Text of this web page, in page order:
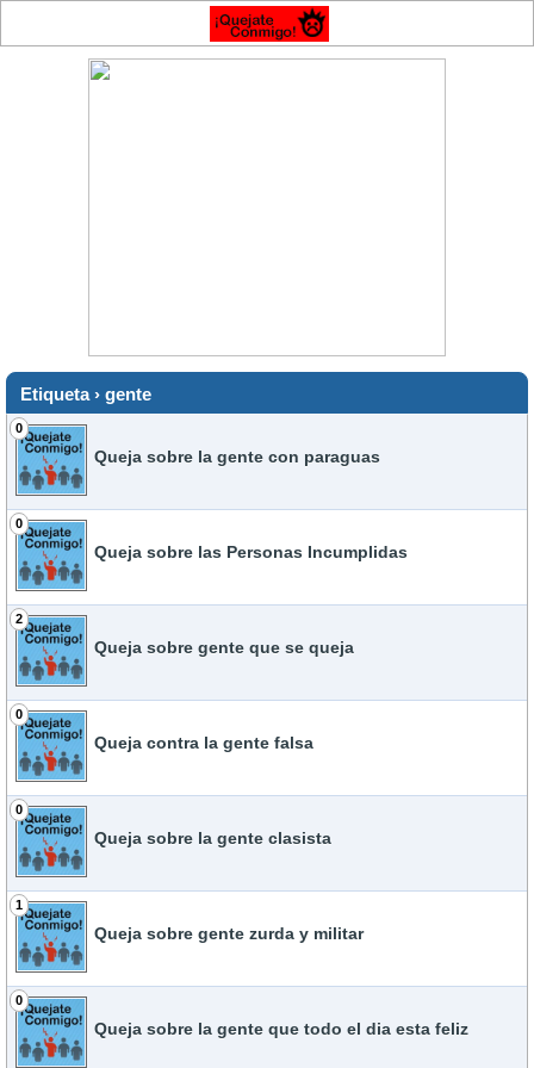
Etiqueta › gente
0
Queja sobre la gente con paraguas
0
Queja sobre las Personas Incumplidas
2
Queja sobre gente que se queja
0
Queja contra la gente falsa
0
Queja sobre la gente clasista
1
Queja sobre gente zurda y militar
0
Queja sobre la gente que todo el dia esta feliz